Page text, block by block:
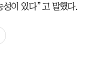
이 있다”고 말했다.